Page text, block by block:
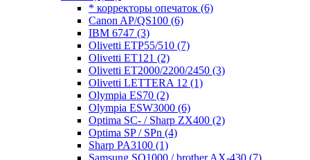
* корректоры опечаток (6)
Canon AP/QS100 (6)
IBM 6747 (3)
Olivetti ETP55/510 (7)
Olivetti ET121 (2)
Olivetti ET2000/2200/2450 (3)
Olivetti LETTERA 12 (1)
Olympia ES70 (2)
Olympia ESW3000 (6)
Optima SC- / Sharp ZX400 (2)
Optima SP / SPn (4)
Sharp PA3100 (1)
Samsung SQ1000 / brother AX-430 (7)